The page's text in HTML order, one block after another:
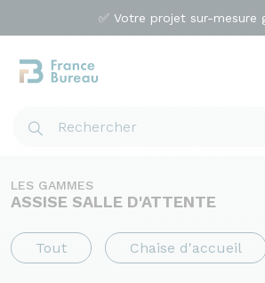
✅ Votre projet sur-mesure
LES GAMMES
ASSISE SALLE D'ATTENTE
Tout Chaise d'accueil